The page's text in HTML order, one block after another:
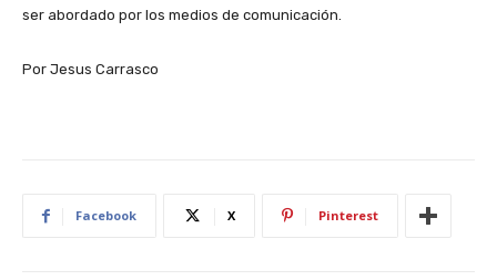
ser abordado por los medios de comunicación.
Por Jesus Carrasco
Facebook X Pinterest